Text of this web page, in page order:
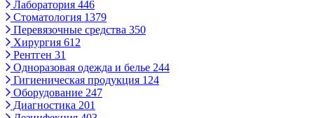
Лаборатория 446
Стоматология 1379
Перевязочные средства 350
Хирургия 612
Рентген 31
Одноразовая одежда и белье 244
Гигиеническая продукция 124
Оборудование 247
Диагностика 201